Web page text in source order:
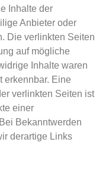
Inhalte der
Anbieter oder
Die verlinkten Seiten
auf mögliche
Inhalte waren
erkennbar. Eine
verlinkten Seiten ist
einer
Bekanntwerden
derartige Links